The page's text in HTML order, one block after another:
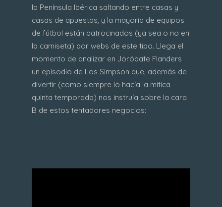
la Península Ibérica saltando entre casas y
casas de apuestas, y la mayoría de equipos
de fútbol están patrocinados (ya sea o no en
la camiseta) por webs de este tipo. Llega el
momento de analizar en Joróbate Flanders
un episodio de Los Simpson que, además de
divertir (como siempre lo hacía la mítica
quinta temporada) nos instruía sobre la cara
B de estos tentadores negocios: